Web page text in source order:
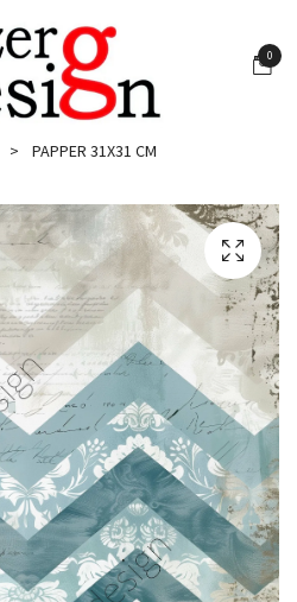
0
PAPPER 31X31 CM